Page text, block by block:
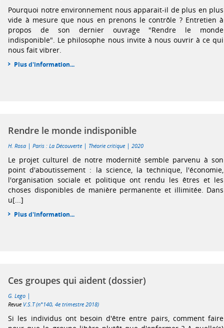
Pourquoi notre environnement nous apparait-il de plus en plus
vide à mesure que nous en prenons le contrôle ? Entretien à
propos de son dernier ouvrage "Rendre le monde
indisponible". Le philosophe nous invite à nous ouvrir à ce qui
nous fait vibrer.
Plus d'information...
Rendre le monde indisponible
H. Rosa |Paris : La Découverte | Théorie critique |2020
Le projet culturel de notre modernité semble parvenu à son
point d'aboutissement : la science, la technique, l'économie,
l'organisation sociale et politique ont rendu les êtres et les
choses disponibles de manière permanente et illimitée. Dans
u[...]
Plus d'information...
Ces groupes qui aident (dossier)
G. Lego |
Revue V.S.T (n°140, 4e trimestre 2018)
Si les individus ont besoin d'être entre pairs, comment faire